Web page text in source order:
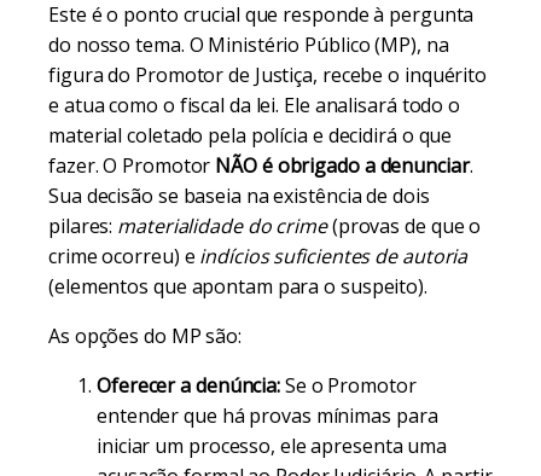
Este é o ponto crucial que responde à pergunta
do nosso tema. O Ministério Público (MP), na
figura do Promotor de Justiça, recebe o inquérito
e atua como o fiscal da lei. Ele analisará todo o
material coletado pela polícia e decidirá o que
fazer. O Promotor NÃO é obrigado a denunciar.
Sua decisão se baseia na existência de dois
pilares: materialidade do crime(provas de que o
crime ocorreu) e indícios suficientes de autoria
(elementos que apontam para o suspeito).
As opções do MP são:
Oferecer a denúncia:Se o Promotor
entender que há provas mínimas para
iniciar um processo, ele apresenta uma